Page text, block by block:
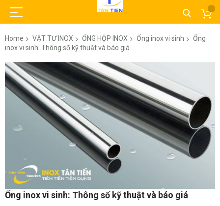
Home VẬT TƯ INOX ỐNG HỘP INOX Ống inox vi sinh
Ống
inox vi sinh: Thông số kỹ thuật và báo giá
Skip
to
the
end
gallery
Skip
to
Ống inox vi sinh: Thông số kỹ thuật và báo giá